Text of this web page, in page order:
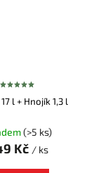
l + Hnojík 1,3 l
(>5 ks)
Kč / ks